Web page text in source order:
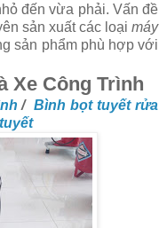
đến vừa phải. Vấn đề
sản xuất các loại máy
sản phẩm phù hợp với
Xe Công Trình
/Bình bọt tuyết rửa